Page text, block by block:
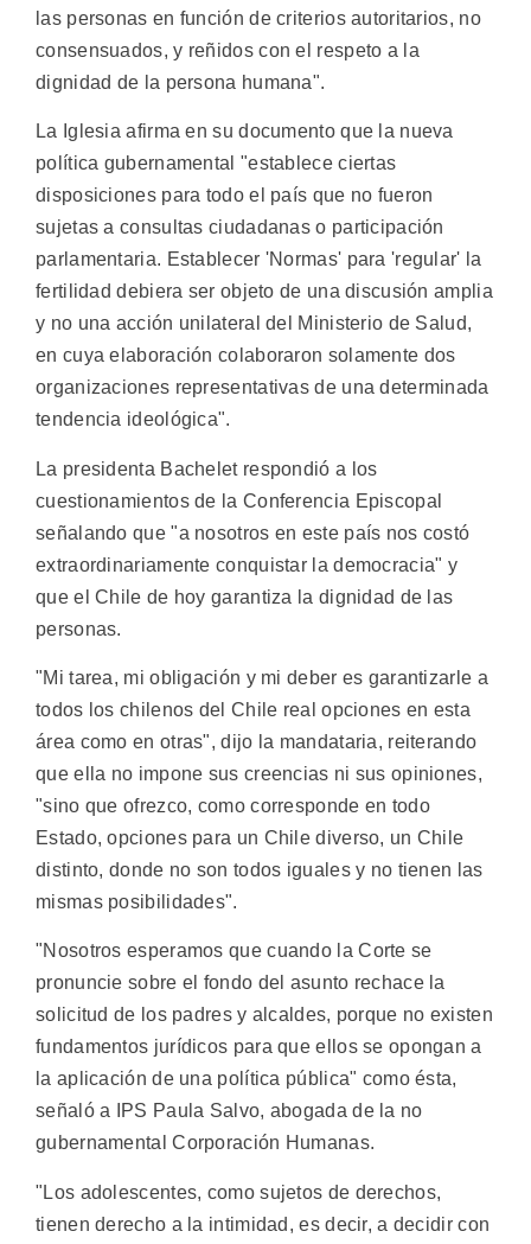
las personas en función de criterios autoritarios, no
consensuados, y reñidos con el respeto a la
dignidad de la persona humana".
La Iglesia afirma en su documento que la nueva
política gubernamental "establece ciertas
disposiciones para todo el país que no fueron
sujetas a consultas ciudadanas o participación
parlamentaria. Establecer 'Normas' para 'regular' la
fertilidad debiera ser objeto de una discusión amplia
y no una acción unilateral del Ministerio de Salud,
en cuya elaboración colaboraron solamente dos
organizaciones representativas de una determinada
tendencia ideológica".
La presidenta Bachelet respondió a los
cuestionamientos de la Conferencia Episcopal
señalando que "a nosotros en este país nos costó
extraordinariamente conquistar la democracia" y
que el Chile de hoy garantiza la dignidad de las
personas.
"Mi tarea, mi obligación y mi deber es garantizarle a
todos los chilenos del Chile real opciones en esta
área como en otras", dijo la mandataria, reiterando
que ella no impone sus creencias ni sus opiniones,
"sino que ofrezco, como corresponde en todo
Estado, opciones para un Chile diverso, un Chile
distinto, donde no son todos iguales y no tienen las
mismas posibilidades".
"Nosotros esperamos que cuando la Corte se
pronuncie sobre el fondo del asunto rechace la
solicitud de los padres y alcaldes, porque no existen
fundamentos jurídicos para que ellos se opongan a
la aplicación de una política pública" como ésta,
señaló a IPS Paula Salvo, abogada de la no
gubernamental Corporación Humanas.
"Los adolescentes, como sujetos de derechos,
tienen derecho a la intimidad, es decir, a decidir con